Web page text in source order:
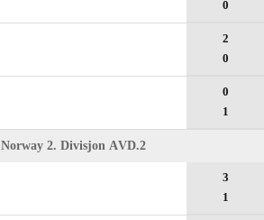
0
2
0
0
1
Norway 2. Divisjon АVD.2
3
1